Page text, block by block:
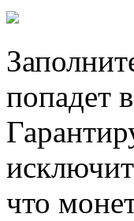
попадет
что